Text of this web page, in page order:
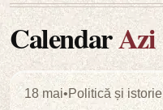
CalendarAzi
18 mai•Politică și istorie